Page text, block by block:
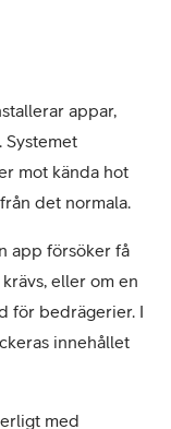
appar,
Systemet
mot kända hot
det normala.
app försöker få
eller om en
för bedrägerier. I
innehållet
med